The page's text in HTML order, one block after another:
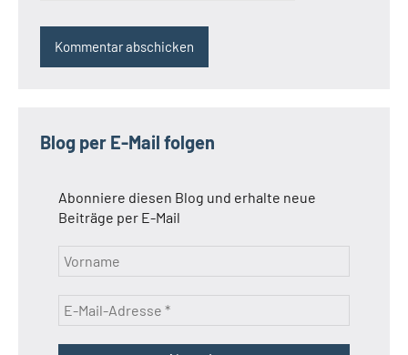
Blog per E-Mail folgen
Abonniere diesen Blog und erhalte neue
Beiträge per E-Mail